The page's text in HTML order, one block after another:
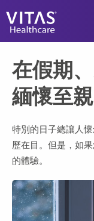
安
我們
醫
家
在假期
緬懷至親
特別的日子總讓人
歷在目。但是，如
的體驗。